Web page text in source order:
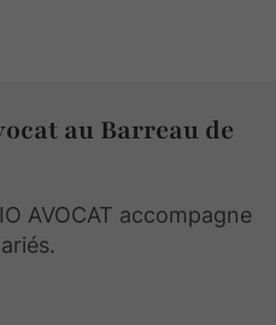
au Barreau de
AVOCAT accompagne